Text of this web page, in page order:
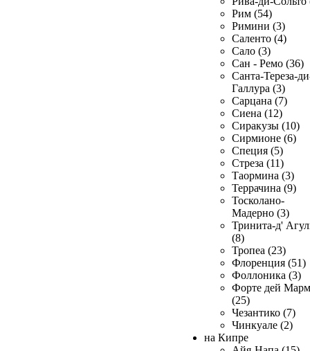
Рим (54)
Римини (3)
Саленто (4)
Сало (3)
Сан - Ремо (36)
Санта-Тереза-
Галлура (3)
Сарцана (7)
Сиена (12)
Сиракузы (10)
Сирмионе (6)
Специя (5)
Стреза (11)
Таормина (3)
Террачина (9)
Тосколано-
Мадерно (3)
Тринита-д'
(8)
Тропеа (23)
Флоренция (51)
Фоллоника (3)
Форте дей
(25)
Чезантико (7)
Чинкуале (2)
на Кипре